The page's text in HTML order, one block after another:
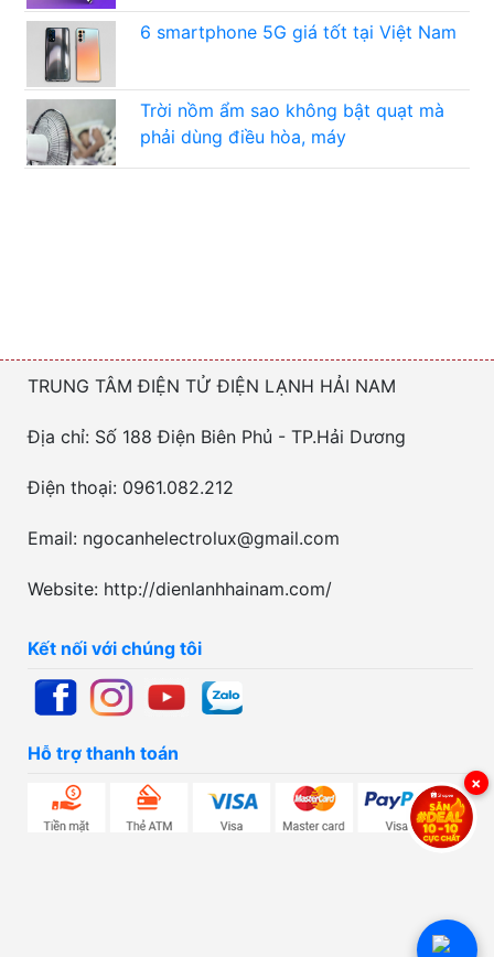
6 smartphone 5G giá tốt tại Việt Nam
Trời nồm ẩm sao không bật quạt mà
phải dùng điều hòa, máy
TRUNG TÂM ĐIỆN TỬ ĐIỆN LẠNH HẢI NAM
Địa chỉ: Số 188 Điện Biên Phủ - TP.Hải Dương
Điện thoại: 0961.082.212
Email: ngocanhelectrolux@gmail.com
Website: http://dienlanhhainam.com/
Kết nối với chúng tôi
Hỗ trợ thanh toán
×